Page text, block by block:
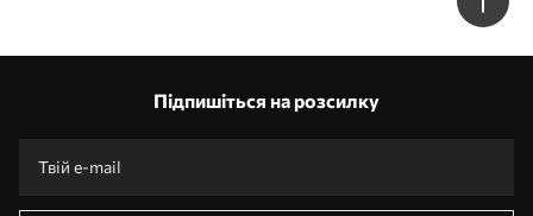
Підпишіться на розсилку